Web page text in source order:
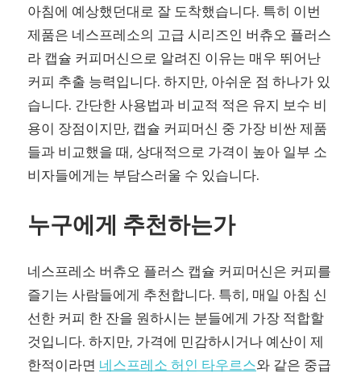
아침에 예상했던대로 잘 도착했습니다. 특히 이번
제품은 네스프레소의 고급 시리즈인 버츄오 플러스
라 캡슐 커피머신으로 알려진 이유는 매우 뛰어난
커피 추출 능력입니다. 하지만, 아쉬운 점 하나가 있
습니다. 간단한 사용법과 비교적 적은 유지 보수 비
용이 장점이지만, 캡슐 커피머신 중 가장 비싼 제품
들과 비교했을 때, 상대적으로 가격이 높아 일부 소
비자들에게는 부담스러울 수 있습니다.
누구에게 추천하는가
네스프레소 버츄오 플러스 캡슐 커피머신은 커피를
즐기는 사람들에게 추천합니다. 특히, 매일 아침 신
선한 커피 한 잔을 원하시는 분들에게 가장 적합할
것입니다. 하지만, 가격에 민감하시거나 예산이 제
한적이라면 네스프레소 허인 타우르스와 같은 중급